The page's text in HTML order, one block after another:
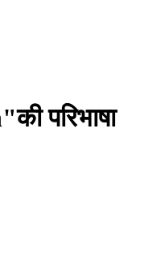
परिभाषा